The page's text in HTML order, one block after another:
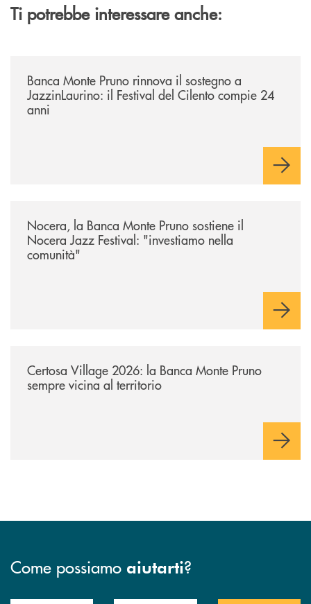
Ti potrebbe interessare anche:
Banca Monte Pruno rinnova il sostegno a
JazzinLaurino: il Festival del Cilento compie 24
anni
Nocera, la Banca Monte Pruno sostiene il
Nocera Jazz Festival: "investiamo nella
comunità"
Certosa Village 2026: la Banca Monte Pruno
sempre vicina al territorio
Come possiamo aiutarti?